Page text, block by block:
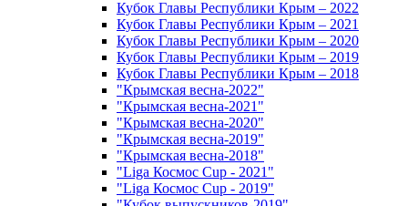
Кубок Главы Республики Крым – 2022
Кубок Главы Республики Крым – 2021
Кубок Главы Республики Крым – 2020
Кубок Главы Республики Крым – 2019
Кубок Главы Республики Крым – 2018
"Крымская весна-2022"
"Крымская весна-2021"
"Крымская весна-2020"
"Крымская весна-2019"
"Крымская весна-2018"
"Liga Космос Cup - 2021"
"Liga Космос Cup - 2019"